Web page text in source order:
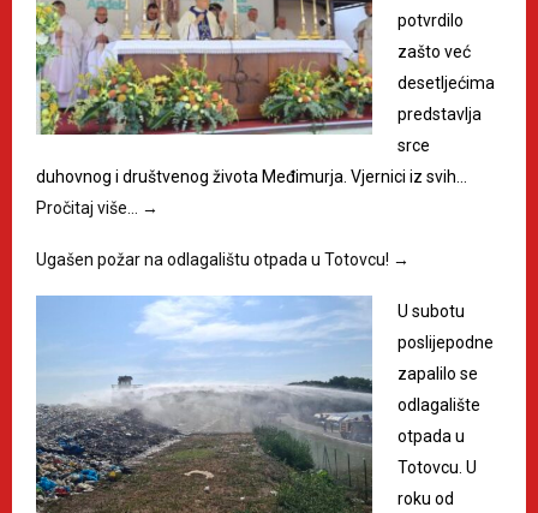
potvrdilo
zašto već
desetljećima
predstavlja
srce
duhovnog i društvenog života Međimurja. Vjernici iz svih…
Pročitaj više…
→
Ugašen požar na odlagalištu otpada u Totovcu! →
U subotu
poslijepodne
zapalilo se
odlagalište
otpada u
Totovcu. U
roku od